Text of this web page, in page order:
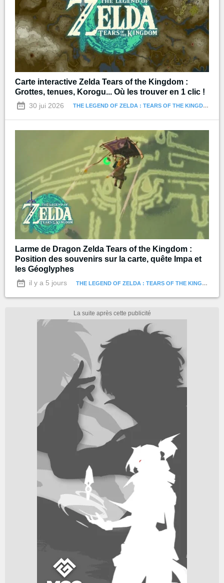
Carte interactive Zelda Tears of the Kingdom :
Grottes, tenues, Korogu... Où les trouver en 1 clic !
30 jui 2026 THE LEGEND OF ZELDA : TEARS OF THE KINGDOM
Larme de Dragon Zelda Tears of the Kingdom :
Position des souvenirs sur la carte, quête Impa et
les Géoglyphes
il y a 5 jours THE LEGEND OF ZELDA : TEARS OF THE KINGDOM